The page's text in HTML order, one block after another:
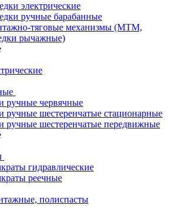
электрические
ручные барабанные
тяговые механизмы (МТМ,
рычажные)
ручные червячные
ручные шестеренчатые стационарные
ручные шестеренчатые передвижные
гидравлические
реечные
полиспасты